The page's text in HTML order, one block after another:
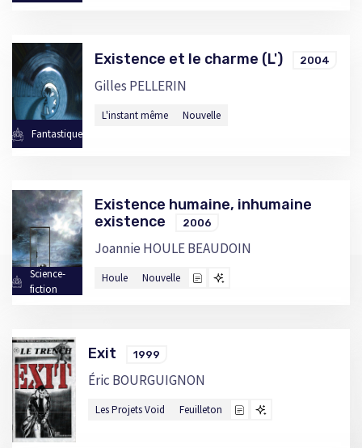
Fantastique
Existence et le charme (L') 2004
Gilles PELLERIN
L'instant même Nouvelle
Science-
fiction
Existence humaine, inhumaine
existence
2006
Joannie HOULE BEAUDOIN
Houle Nouvelle
Exit 1999
Éric BOURGUIGNON
Les Projets Void Feuilleton